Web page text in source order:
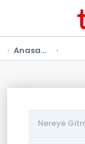
Anasayfa